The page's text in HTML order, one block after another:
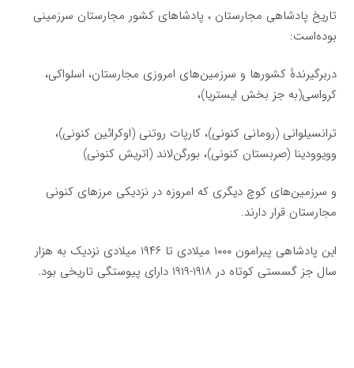
تاریخ پادشاهی مجارستان ، پادشاهای کشور مجارستان سرزمینی
بوده‌است:
دربرگیرندهٔ کشورها و سرزمین‌های امروزی مجارستان، اسلواکی،
کرواسی(به جز بخش ایستریا)،
ترانسیلوانی (رومانی کنونی)، کارپات روتنی (اوکرائین کنونی)،
وویوودینا (صربستان کنونی)، بورگن‌لاند (اتریش کنونی)
و سرزمین‌های کوچ دیگری که امروزه در نزدیکی مرزهای کنونی
مجارستان قرار دارند.
این پادشاهی پیرامون ۱۰۰۰ میلادی تا ۱۹۴۶ میلادی نزدیک به هزار
سال جز گسستی کوتاه در ۱۹۱۸-۱۹۱۹ دارای پیوستگی تاریخی بود.